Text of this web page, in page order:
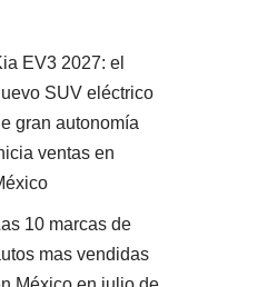
EV3 2027: el
SUV eléctrico
gran autonomía
ventas en
10 marcas de
mas vendidas